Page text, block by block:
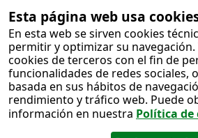
Esta página web usa
En esta web se sirven cookies
permitir y optimizar su navegación.
cookies de terceros con el fin de
funcionalidades de redes sociales,
basada en sus hábitos de
rendimiento y tráfico web. Puede
información en nuestra Política de